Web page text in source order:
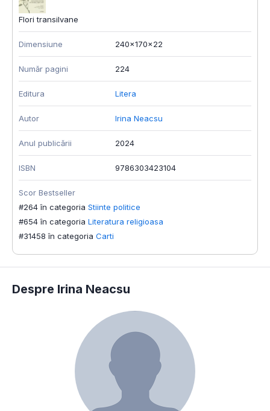
Flori transilvane
Dimensiune 240x170x22
Număr pagini 224
Editura Litera
Autor Irina Neacsu
Anul publicării 2024
ISBN 9786303423104
Scor Bestseller
#264 în categoria Stiinte politice
#654 în categoria Literatura religioasa
#31458 în categoria Carti
Despre Irina Neacsu